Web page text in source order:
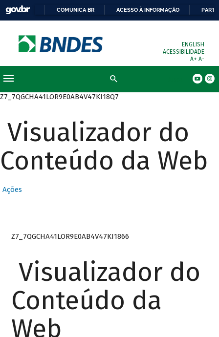
COMUNICA BR ACESSO À INFORMAÇÃO
ENGLISH
ACESSIBILIDADE
A+ A-
Z7_7QGCHA41LOR9E0AB4V47KI18Q7
Visualizador do
Conteúdo da Web
Ações
Z7_7QGCHA41LOR9E0AB4V47KI1866
Visualizador do
Conteúdo da
Web